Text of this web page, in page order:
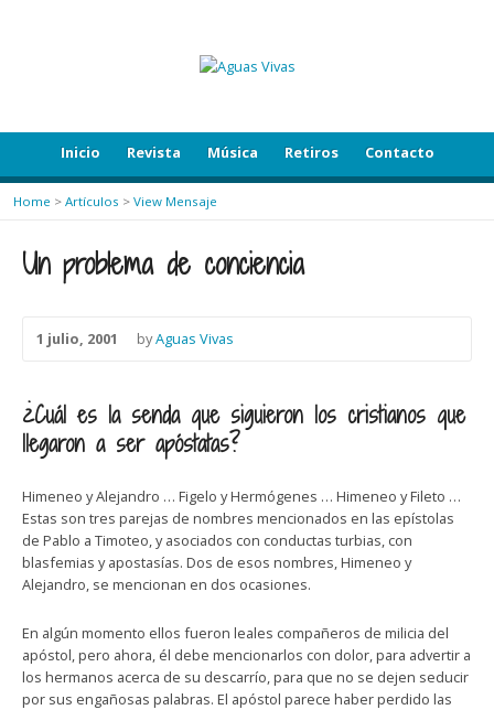
Inicio Revista Música Retiros Contacto
Home > Artículos > View Mensaje
Un problema de conciencia
1 julio, 2001 byAguas Vivas
¿Cuál es la senda que siguieron los cristianos que
llegaron a ser apóstatas?
Himeneo y Alejandro … Figelo y Hermógenes … Himeneo y Fileto …
Estas son tres parejas de nombres mencionados en las epístolas
de Pablo a Timoteo, y asociados con conductas turbias, con
blasfemias y apostasías. Dos de esos nombres, Himeneo y
Alejandro, se mencionan en dos ocasiones.
En algún momento ellos fueron leales compañeros de milicia del
apóstol, pero ahora, él debe mencionarlos con dolor, para advertir a
los hermanos acerca de su descarrío, para que no se dejen seducir
por sus engañosas palabras. El apóstol parece haber perdido las